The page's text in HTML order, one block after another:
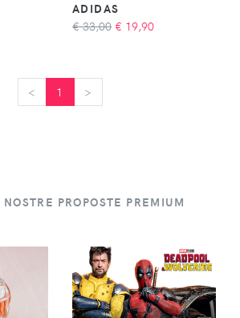
ADIDAS
€ 33,00 € 19,90
< 1 >
PROPOSTE PREMIUM